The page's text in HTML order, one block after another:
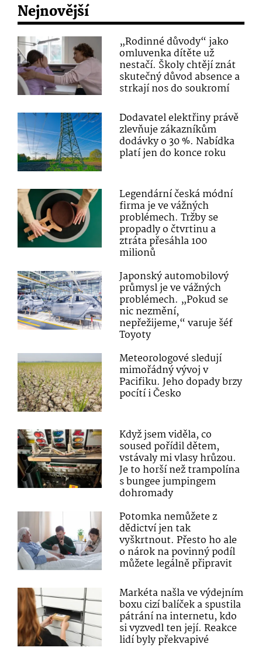
Nejnovější
„Rodinné důvody“ jako
omluvenka dítěte už
nestačí. Školy chtějí znát
skutečný důvod absence a
strkají nos do soukromí
Dodavatel elektřiny právě
zlevňuje zákazníkům
dodávky o 30 %. Nabídka
platí jen do konce roku
Legendární česká módní
firma je ve vážných
problémech. Tržby se
propadly o čtvrtinu a
ztráta přesáhla 100
milionů
Japonský automobilový
průmysl je ve vážných
problémech. „Pokud se
nic nezmění,
nepřežijeme,“ varuje šéf
Toyoty
Meteorologové sledují
mimořádný vývoj v
Pacifiku. Jeho dopady brzy
pocítí i Česko
Když jsem viděla, co
soused pořídil dětem,
vstávaly mi vlasy hrůzou.
Je to horší než trampolína
s bungee jumpingem
dohromady
Potomka nemůžete z
dědictví jen tak
vyškrtnout. Přesto ho ale
o nárok na povinný podíl
můžete legálně připravit
Markéta našla ve výdejním
boxu cizí balíček a spustila
pátrání na internetu, kdo
si vyzvedl ten její. Reakce
lidí byly překvapivé